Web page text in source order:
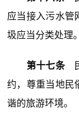
应当接入污水管
圾应当分类处理。
第十七条民
约，尊重当地民
谐的旅游环境。